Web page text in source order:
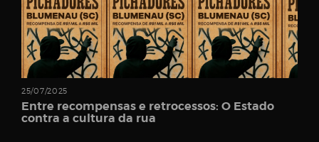
Email
25/07/2025
Entre recompensas e retrocessos: O Estado
contra a cultura da rua